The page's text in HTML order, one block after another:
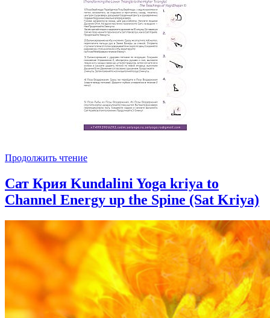
Продолжить чтение
Сат Крия Kundalini Yoga kriya to
Channel Energy up the Spine (Sat Kriya)